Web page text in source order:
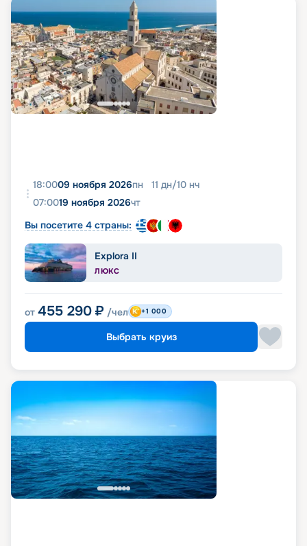
18:0009 ноября 2026пн 11 дн/10 нч
07:0019 ноября 2026чт
Вы посетите 4 страны:
Explora II
ЛЮКС
от 455 290 ₽ /чел +1 000
Выбрать круиз